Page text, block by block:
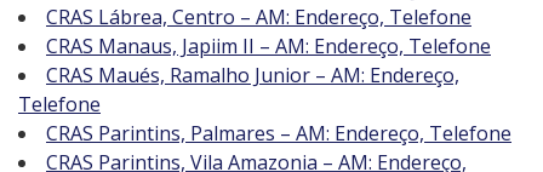
CRAS Lábrea, Centro – AM: Endereço, Telefone
CRAS Manaus, Japiim II – AM: Endereço, Telefone
CRAS Maués, Ramalho Junior – AM: Endereço,
Telefone
CRAS Parintins, Palmares – AM: Endereço, Telefone
CRAS Parintins, Vila Amazonia – AM: Endereço,